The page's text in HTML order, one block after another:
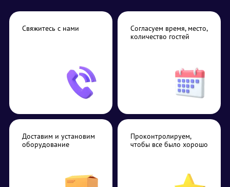
Свяжитесь с нами
Согласуем время, место,
количество гостей
Доставим и установим
оборудование
Проконтролируем,
чтобы все было хорошо